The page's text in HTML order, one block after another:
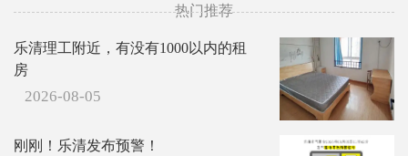
不抗拒, 离开的
吃亏也懒得计
较.
热门推荐
乐清理工附近，有没有1000以内的租
房
2026-08-05
刚刚！乐清发布预警！